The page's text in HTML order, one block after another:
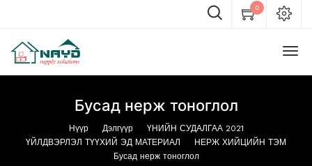
0
Бусад нерж тоноглол
Нүүр Дэлгүүр
ҮНИЙН СУДАЛГАА 2021
ҮЙЛДВЭРЛЭЛ ТҮҮХИЙ ЭД МАТЕРИАЛ
НЕРЖ ХИЙЦИЙН ТЭМ
Бусад нерж тоноглол